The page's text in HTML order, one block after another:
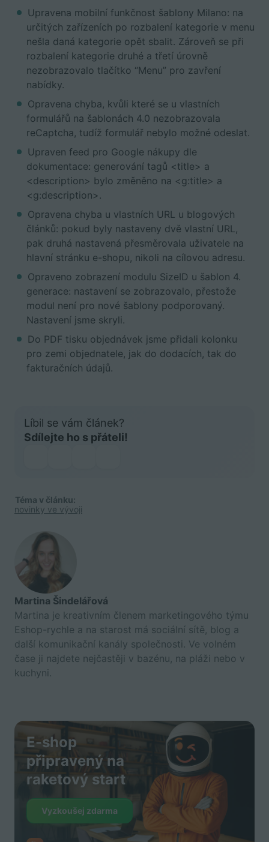
Upravena mobilní funkčnost šablony Milano: na
určitých zařízeních po rozbalení kategorie v menu
nešla daná kategorie opět sbalit. Zároveň se při
rozbalení kategorie druhé a třetí úrovně
nezobrazovalo tlačítko “Menu” pro zavření
nabídky.
Opravena chyba, kvůli které se u vlastních
formulářů na šablonách 4.0 nezobrazovala
reCaptcha, tudíž formulář nebylo možné odeslat.
Upraven feed pro Google nákupy dle
dokumentace: generování tagů <title> a
<description> bylo změněno na <g:title> a
<g:description>.
Opravena chyba u vlastních URL u blogových
článků: pokud byly nastaveny dvě vlastní URL,
pak druhá nastavená přesměrovala uživatele na
hlavní stránku e-shopu, nikoli na cílovou adresu.
Opraveno zobrazení modulu SizeID u šablon 4.
generace: nastavení se zobrazovalo, přestože
modul není pro nové šablony podporovaný.
Nastavení jsme skryli.
Do PDF tisku objednávek jsme přidali kolonku
pro zemi objednatele, jak do dodacích, tak do
fakturačních údajů.
Líbil se vám článek?
Sdílejte ho s přáteli!
Téma v článku:
novinky ve vývoji
Martina Šindelářová
Martina je kreativním členem marketingového týmu
Eshop-rychle a na starost má sociální sítě, blog a
další komunikační kanály společnosti. Ve volném
čase ji najdete nejčastěji v bazénu, na pláži nebo v
kuchyni.
E-shop
připravený na
raketový start
Vyzkoušej zdarma